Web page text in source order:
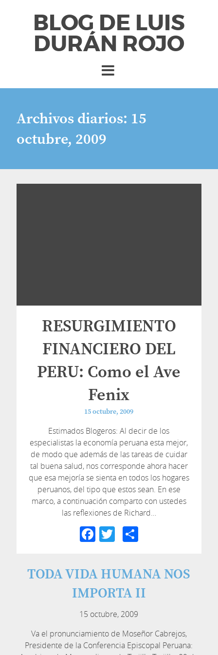
BLOG DE LUIS
DURÁN ROJO
Archivos diarios: 15
octubre, 2009
RESURGIMIENTO
FINANCIERO DEL
PERU: Como el Ave
Fenix
15 octubre, 2009
Estimados Blogeros: Al decir de los
especialistas la economía peruana esta mejor,
de modo que además de las tareas de cuidar
tal buena salud, nos corresponde ahora hacer
que esa mejoría se sienta en todos los hogares
peruanos, del tipo que estos sean. En ese
marco, a continuación comparto con ustedes
las reflexiones de Richard…
Facebook
TwitterCompartir
TODA VIDA HUMANA NOS
IMPORTA II
15 octubre, 2009
Va el pronunciamiento de Moseñor Cabrejos,
Presidente de la Conferencia Episcopal Peruana: